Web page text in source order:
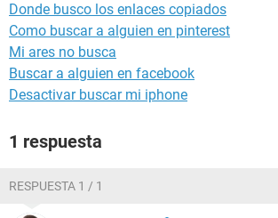
Donde busco los enlaces copiados
Como buscar a alguien en pinterest
Mi ares no busca
Buscar a alguien en facebook
Desactivar buscar mi iphone
1 respuesta
RESPUESTA 1 / 1